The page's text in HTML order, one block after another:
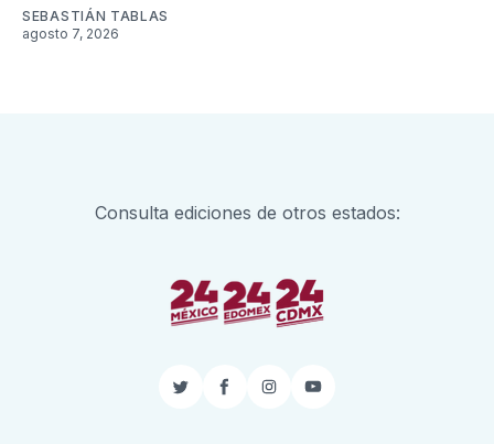
SEBASTIÁN TABLAS
agosto 7, 2026
Consulta ediciones de otros estados:
TwitterFacebook
InstagramYouTube